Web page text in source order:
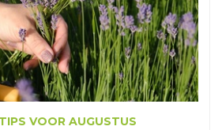
VOOR AUGUSTUS